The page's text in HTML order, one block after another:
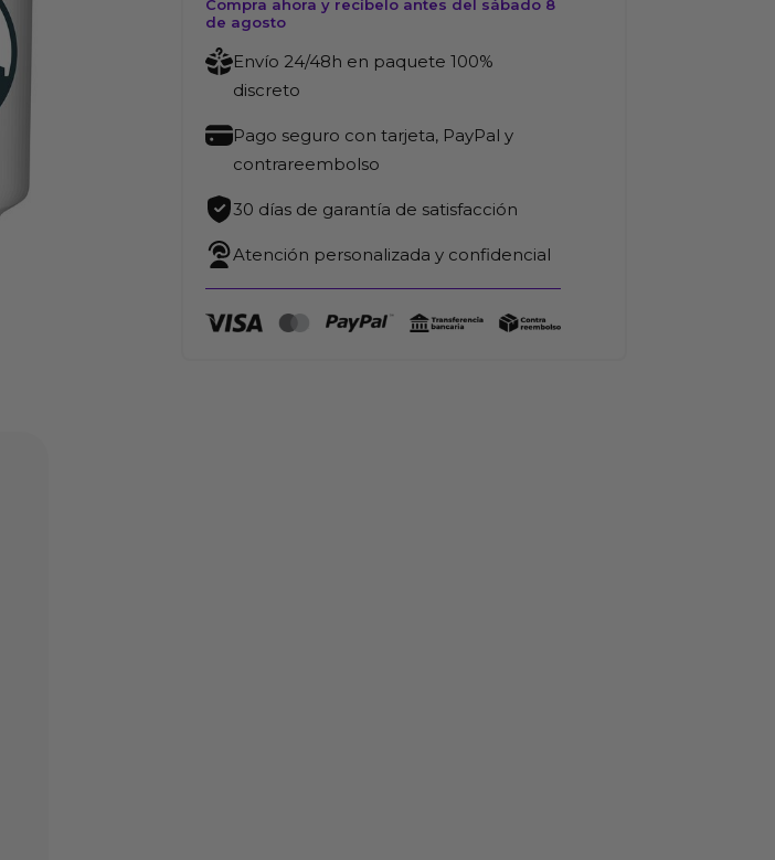
cm
Compra ahora y recíbelo antes del sábado 8
de agosto
Envío 24/48h en paquete 100%
discreto
Pago seguro con tarjeta, PayPal y
contrareembolso
30 días de garantía de satisfacción
Atención personalizada y confidencial